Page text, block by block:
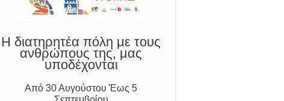
Η διατηρητέα πόλη με τους
ανθρώπους της, μας
υποδέχονται